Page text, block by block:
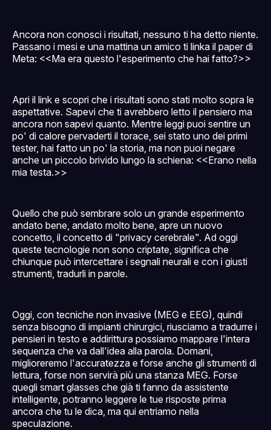
Ancora non conosci i risultati, nessuno ti ha detto niente.
Passano i mesi e una mattina un amico ti linka il paper di
Meta: <<Ma era questo l'esperimento che hai fatto?>>
Apri il link e scopri che i risultati sono stati molto sopra le
aspettative. Sapevi che ti avrebbero letto il pensiero ma
ancora non sapevi quanto. Mentre leggi puoi sentire un
po' di calore pervaderti il torace, sei stato uno dei primi
tester, hai fatto un po' la storia, ma non puoi negare
anche un piccolo brivido lungo la schiena: <<Erano nella
mia testa.>>
Quello che può sembrare solo un grande esperimento
andato bene, andato molto bene, apre un nuovo
concetto, il concetto di "privacy cerebrale". Ad oggi
queste tecnologie non sono criptate, significa che
chiunque può intercettare i segnali neurali e con i giusti
strumenti, tradurli in parole.
Oggi, con tecniche non invasive (MEG e EEG), quindi
senza bisogno di impianti chirurgici, riusciamo a tradurre i
pensieri in testo e addirittura possiamo mappare l'intera
sequenza che va dall'idea alla parola. Domani,
miglioreremo l'accuratezza e forse anche gli strumenti di
lettura, forse non servirà più una stanza MEG. Forse
quegli smart glasses che già ti fanno da assistente
intelligente, potranno leggere le tue risposte prima
ancora che tu le dica, ma qui entriamo nella
speculazione.